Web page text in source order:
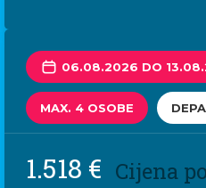
06.08.2026 DO
MAX. 4 OSOBE
1.518 € Cijena